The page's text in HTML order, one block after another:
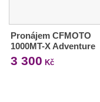
Pronájem CFMOTO
1000MT-X Adventure
3 300 Kč